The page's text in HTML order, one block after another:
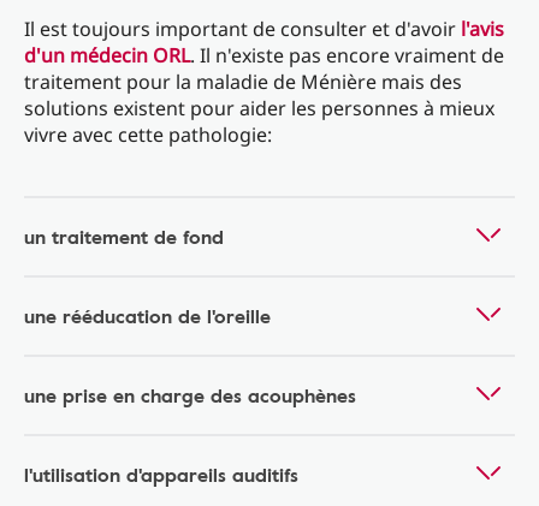
Il est toujours important de consulter et d'avoir l'avis
d'un médecin ORL. Il n'existe pas encore vraiment de
traitement pour la maladie de Ménière mais des
solutions existent pour aider les personnes à mieux
vivre avec cette pathologie:
un traitement de fond
une rééducation de l'oreille
une prise en charge des acouphènes
l'utilisation d'appareils auditifs